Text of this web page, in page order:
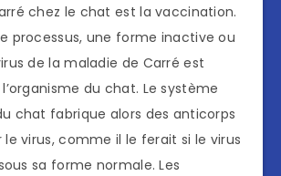
chez le chat est la vaccination.
processus, une forme inactive ou
de la maladie de Carré est
du chat. Le système
chat fabrique alors des anticorps
virus, comme il le ferait si le virus
sa forme normale. Les